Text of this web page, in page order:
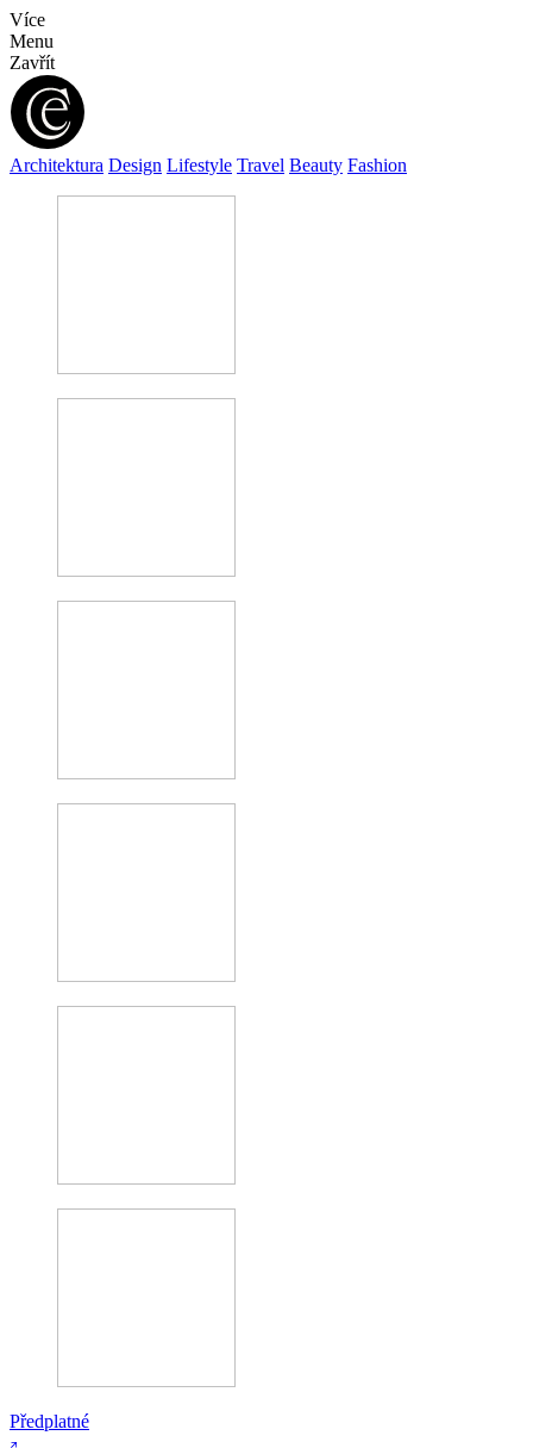
Více
Menu
Zavřít
Architektura Design Lifestyle Travel Beauty Fashion
Předplatné